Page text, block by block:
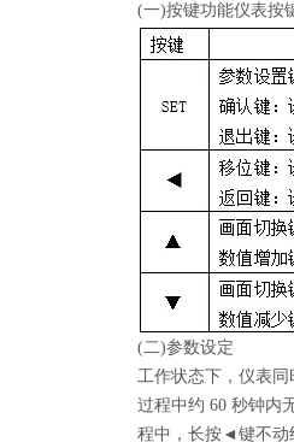
(一)按键功能仪表按
(二)参数设定
工作状态下，仪表
过程中约 60 秒钟内
程中，长按◄键不动